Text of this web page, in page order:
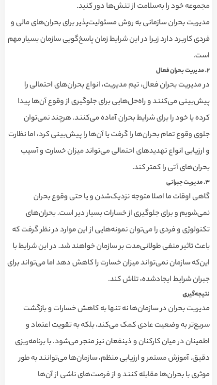
مجموعه خود را به‌سلامت از تنش‌ها دور کنید.
مدیریت بحران سازمانی به روش مسئولیت‌پذیر برای بحران‌های مالی و
فردی کاربرد دارد زیرا در این شرایط زمان پاسخ‌گویی سازمان بسیار مهم
است.
۲.مدیریت بحران فعال
در مدیریت بحران فعال، تیم مدیریت، انواع بحران‌های احتمالی را
پیش‌بینی می‌کنند و راه‌حل‌هایی برای جلوگیری از وقوع آن‌ها پیدا
کرده یا خود را برای شرایط بحران آماده می‌کنند. هرچند نمی‌توان
جلوی وقوع تمام بحران‌ها را گرفت یا آن‌ها را پیش‌بینی کرد، اما نظارت
و ارزیابی انواع تهدیدهای احتمالی می‌تواند میزان خسارت و آسیب
بحران‌های آتی را کمتر کند.
۳.مدیریت جبرانی
گاهی اوقات ما اصلا متوجه نزدیک‌شدن و یا حتی وقوع بحران
نمی‌شویم و برای جلوگیری از خسارات بسیار دیر است. بحران‌های
تکنولوژی و فردی را می‌توان نمونه‌هایی از این موارد در نظر گرفت که
باعث تاثیر منفی طولانی‌مدت بر سازمان خواهند شد. در این شرایط با
این‌که سازمان نمی‌تواند میزان خسارت را کاهش دهد اما می‌تواند برای
جبران شرایط ایجادشده، تلاش کند.
نتیجه‌گیری
مدیریت بحران در سازمان‌ها نه تنها به کاهش خسارات و بازگشت
سریع‌تر به وضعیت عادی کمک می‌کند، بلکه به تقویت اعتماد و
اطمینان در میان کارکنان و ذینفعان نیز منجر می‌شود. با برنامه‌ریزی
دقیق، آموزش مستمر و ارزیابی منظم، سازمان‌ها می‌توانند به طور
موثری با بحران‌ها مقابله کنند و از فرصت‌های ناشی از آن‌ها